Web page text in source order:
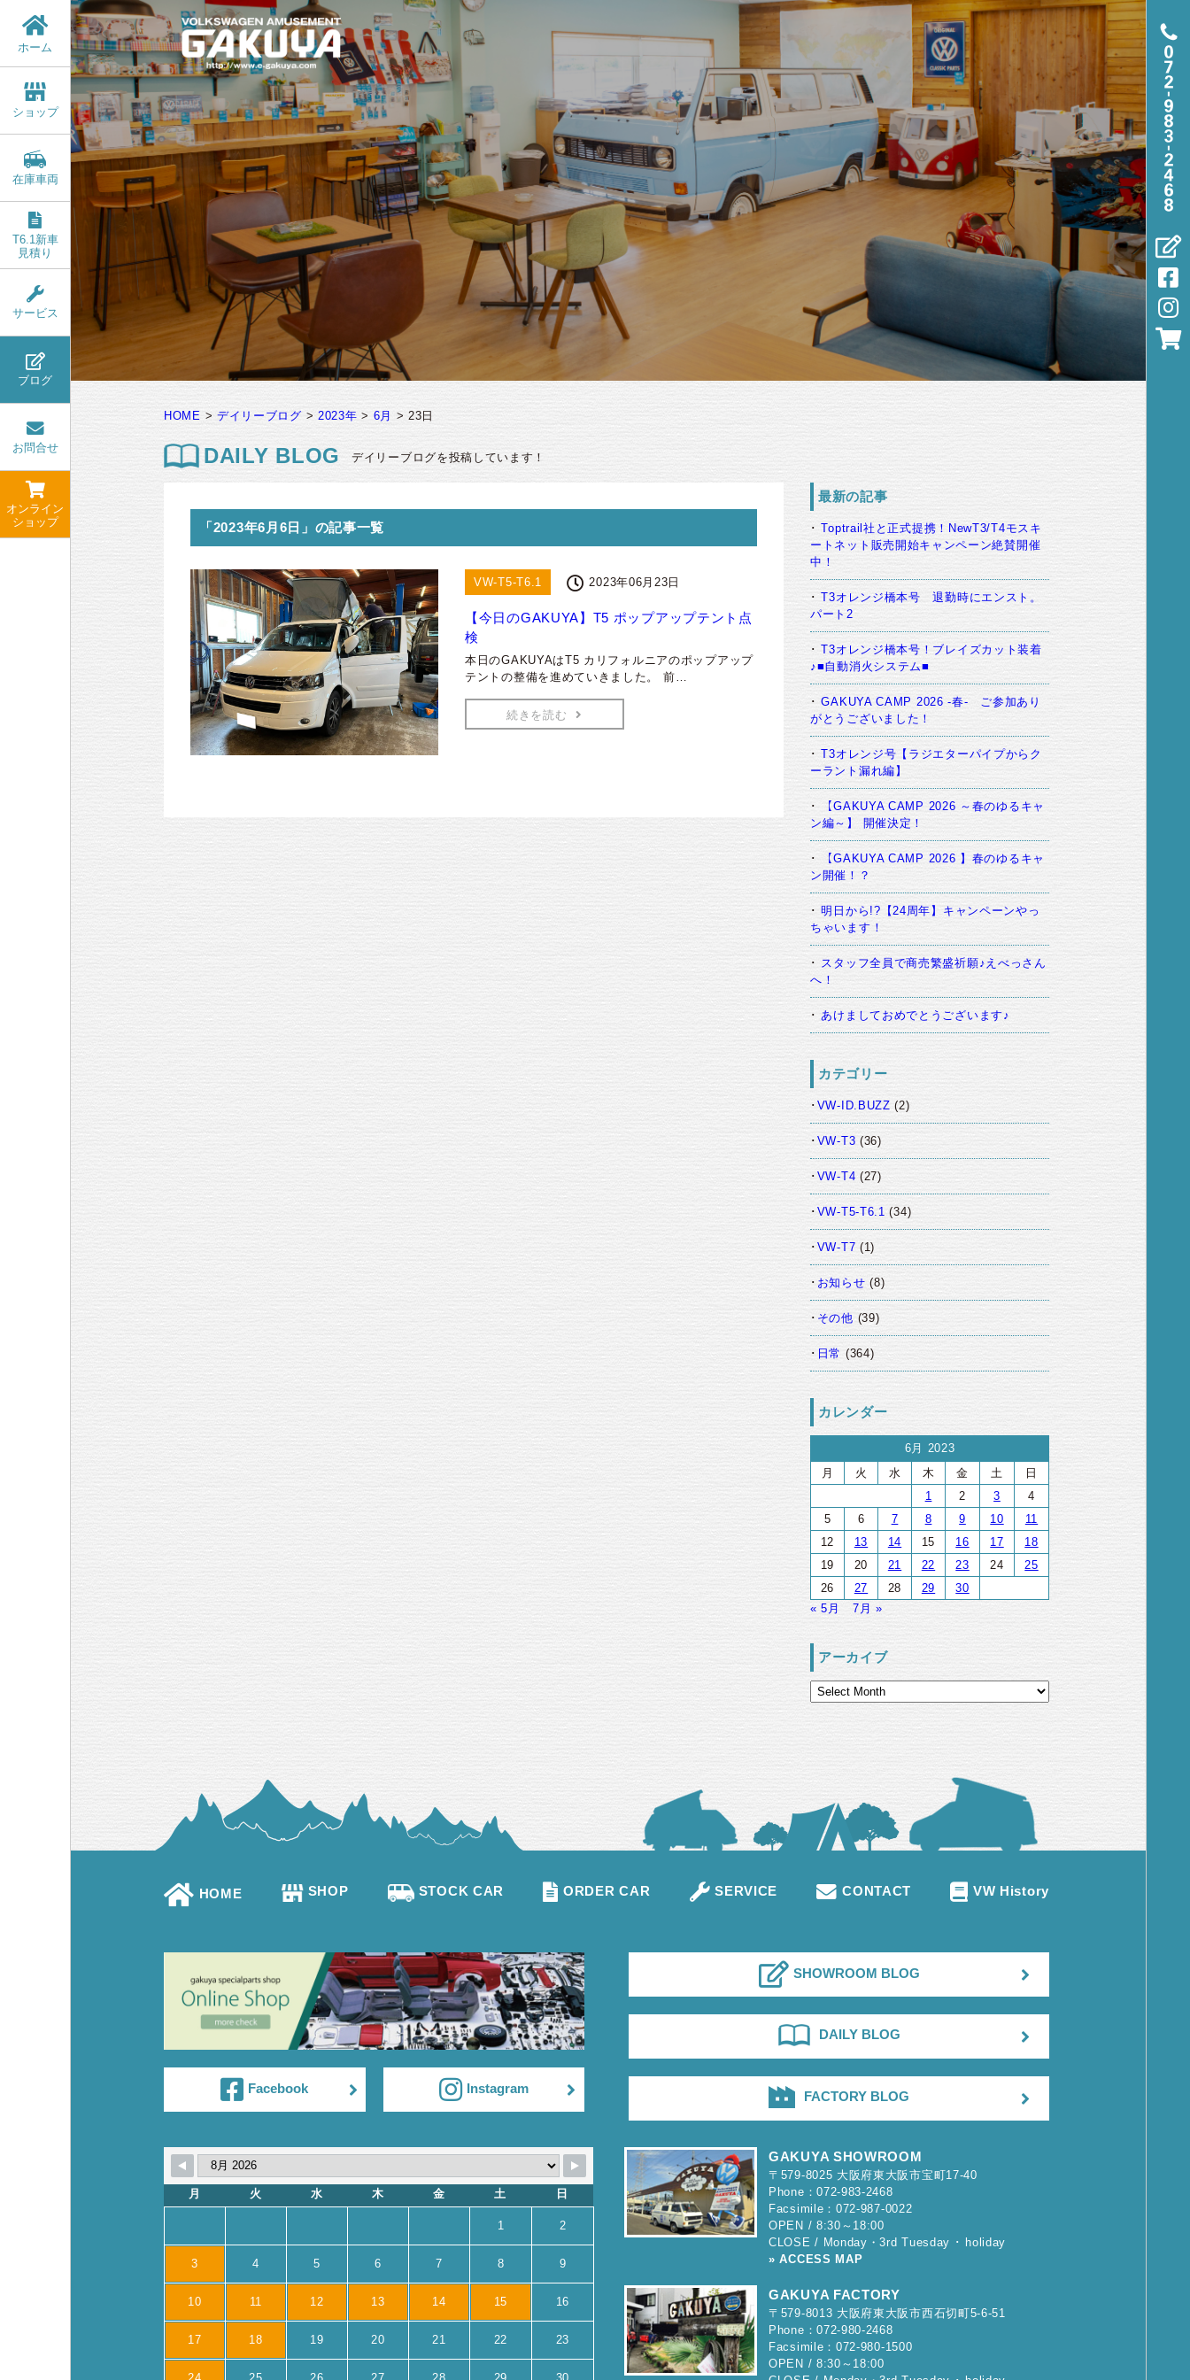
ホーム
ショップ
在庫車両
T6.1新車
見積り
サービス
ブログ
お問合せ
オンライン
ショップ
HOME > デイリーブログ > 2023年 > 6月 >23日
DAILY BLOG デイリーブログを投稿しています！
「2023年6月6日」の記事一覧
VW-T5-T6.1 2023年06月23日
【今日のGAKUYA】T5 ポップアップテント点
検
本日のGAKUYAはT5 カリフォルニアのポップアップ
テントの整備を進めていきました。 前…
続きを読む
最新の記事
Toptrail社と正式提携！NewT3/T4モスキ
ートネット販売開始キャンペーン絶賛開催
中！
T3オレンジ橋本号 退勤時にエンスト。
パート2
T3オレンジ橋本号！ブレイズカット装着
♪■自動消火システム■
GAKUYA CAMP 2026 -春- ご参加あり
がとうございました！
T3オレンジ号【ラジエターパイプからク
ーラント漏れ編】
【GAKUYA CAMP 2026 ～春のゆるキャ
ン編～】 開催決定！
【GAKUYA CAMP 2026 】春のゆるキャ
ン開催！？
明日から!?【24周年】キャンペーンやっ
ちゃいます！
スタッフ全員で商売繁盛祈願♪えべっさん
へ！
あけましておめでとうございます♪
カテゴリー
VW-ID.BUZZ (2)
VW-T3(36)
VW-T4 (27)
VW-T5-T6.1 (34)
VW-T7 (1)
お知らせ (8)
その他 (39)
日常 (364)
カレンダー
6月 2023
月
火 水 木 金 土
日
1
2 3
4
5
6 7 8 9 10
11
12
13 14 15 16 17
18
19
20 21 22 23 24
25
26
27 28 29
30
« 5月
7月 »
アーカイブ
HOME SHOP STOCK CAR ORDER CAR SERVICE CONTACT VW History
Facebook Instagram
SHOWROOM BLOG
DAILY BLOG
FACTORY BLOG
月 火 水 木 金 土 日
1 2
3 4 5 6 7 8 9
10 11 12 13 14 15 16
17 18 19 20 21 22 23
GAKUYA SHOWROOM
〒579-8025 大阪府東大阪市宝町17-40
Phone：072-983-2468
Facsimile：072-987-0022
OPEN / 8:30～18:00
CLOSE / Monday・3rd Tuesday ･ holiday
» ACCESS MAP
GAKUYA FACTORY
〒579-8013 大阪府東大阪市西石切町5-6-51
Phone：072-980-2468
Facsimile：072-980-1500
OPEN / 8:30～18:00